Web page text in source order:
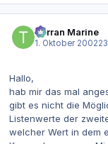
Terran Marine
1. Oktober 2002
Hallo,
hab mir das mal
gibt es nicht die
Listenwerte der
welcher Wert in dem